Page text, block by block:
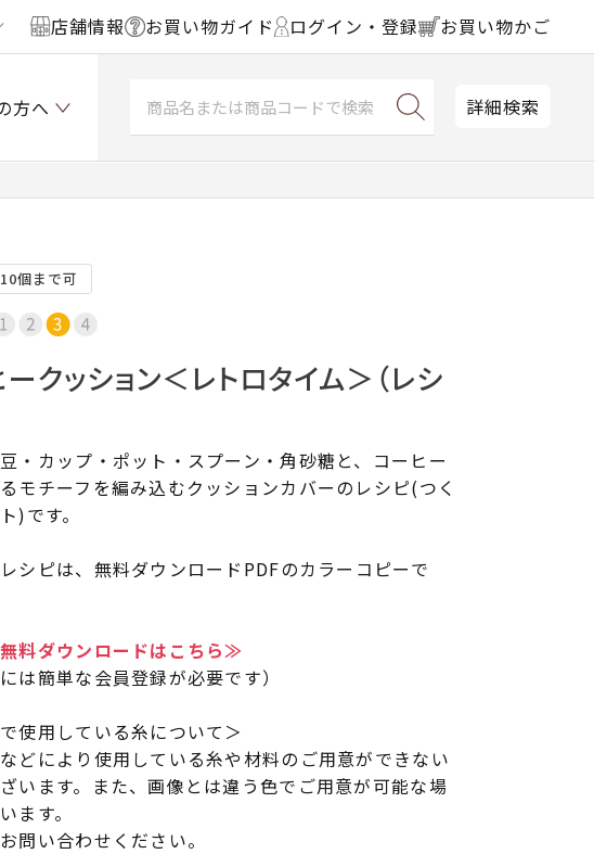
店舗情報 お買い物ガイド ログイン・登録 お買い物かご
方へ 詳細検索
個まで可
クッション＜レトロタイム＞（レシ
・カップ・ポット・スプーン・角砂糖と、コーヒー
モチーフを編み込むクッションカバーのレシピ(つく
)です。
シピは、無料ダウンロードPDFのカラーコピーで
料ダウンロードはこちら≫
には簡単な会員登録が必要です）
使用している糸について＞
どにより使用している糸や材料のご用意ができない
います。また、画像とは違う色でご用意が可能な場
ます。
問い合わせください。